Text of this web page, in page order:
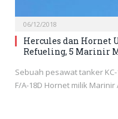
06/12/2018
Hercules dan Hornet
Refueling, 5 Marinir
Sebuah pesawat tanker
F/A-18D Hornet milik